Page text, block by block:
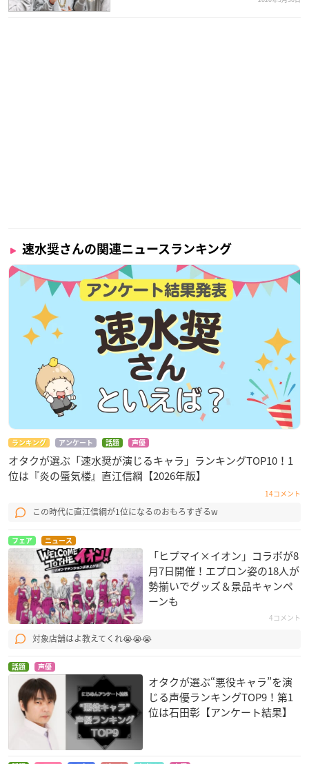
速水奨さんの関連ニュースランキング
ランキング アンケート 話題 声優
オタクが選ぶ「速水奨が演じるキャラ」ランキングTOP10！1
位は『炎の蜃気楼』直江信綱【2026年版】
14コメント
この時代に直江信綱が1位になるのおもろすぎるw
フェア ニュース
「ヒプマイ×イオン」コラボが8
月7日開催！エプロン姿の18人が
勢揃いでグッズ＆景品キャンペ
ーンも
4コメント
対象店舗はよ教えてくれ😭😭😭
話題 声優
オタクが選ぶ“悪役キャラ”を演
じる声優ランキングTOP9！第1
位は石田彰【アンケート結果】